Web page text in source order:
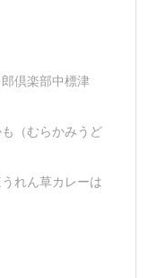
倶楽部中標津
（むらかみうど
れん草カレーは